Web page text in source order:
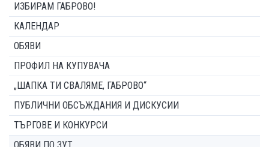
ИЗБИРАМ ГАБРОВО!
КАЛЕНДАР
ОБЯВИ
ПРОФИЛ НА КУПУВАЧА
„ШАПКА ТИ СВАЛЯМЕ, ГАБРОВО“
ПУБЛИЧНИ ОБСЪЖДАНИЯ И ДИСКУСИИ
ТЪРГОВЕ И КОНКУРСИ